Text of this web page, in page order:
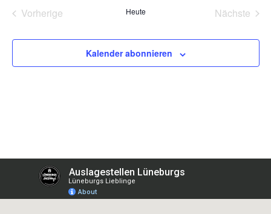
VorherigeVeranstaltungenHeute Nächste
Kalender abonnieren